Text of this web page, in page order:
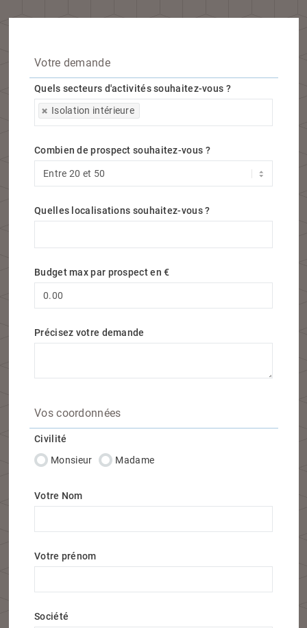
Votre demande
Quels secteurs d'activités souhaitez-vous ?
Isolation intérieure
Quels secteurs d'activités souhaitez-vous ?
Combien de prospect souhaitez-vous ?
Quelles localisations souhaitez-vous ?
Budget max par prospect en €
Précisez votre demande
Vos coordonnées
Civilité
Monsieur
Madame
Votre Nom
Votre prénom
Société